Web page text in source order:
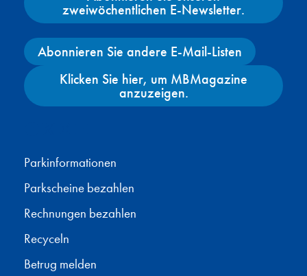
zweiwöchentlichen E-Newsletter.
Abonnieren Sie andere E-Mail-Listen
Klicken Sie hier, um MBMagazine
anzuzeigen.
Parkinformationen
Parkscheine bezahlen
Rechnungen bezahlen
Recyceln
Betrug melden